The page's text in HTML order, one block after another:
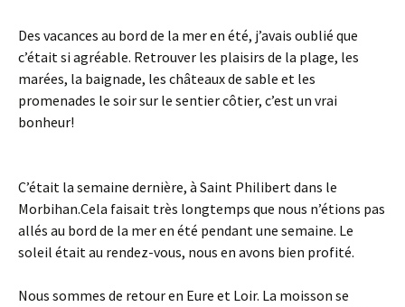
Des vacances au bord de la mer en été, j’avais oublié que
c’était si agréable. Retrouver les plaisirs de la plage, les
marées, la baignade, les châteaux de sable et les
promenades le soir sur le sentier côtier, c’est un vrai
bonheur!
C’était la semaine dernière, à Saint Philibert dans le
Morbihan.Cela faisait très longtemps que nous n’étions pas
allés au bord de la mer en été pendant une semaine. Le
soleil était au rendez-vous, nous en avons bien profité.
Nous sommes de retour en Eure et Loir. La moisson se